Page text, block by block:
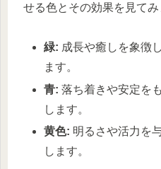
せる色とその効果を見てみ
緑: 成長や癒しを象徴
ます。
青: 落ち着きや安定を
します。
黄色: 明るさや活力を
します。